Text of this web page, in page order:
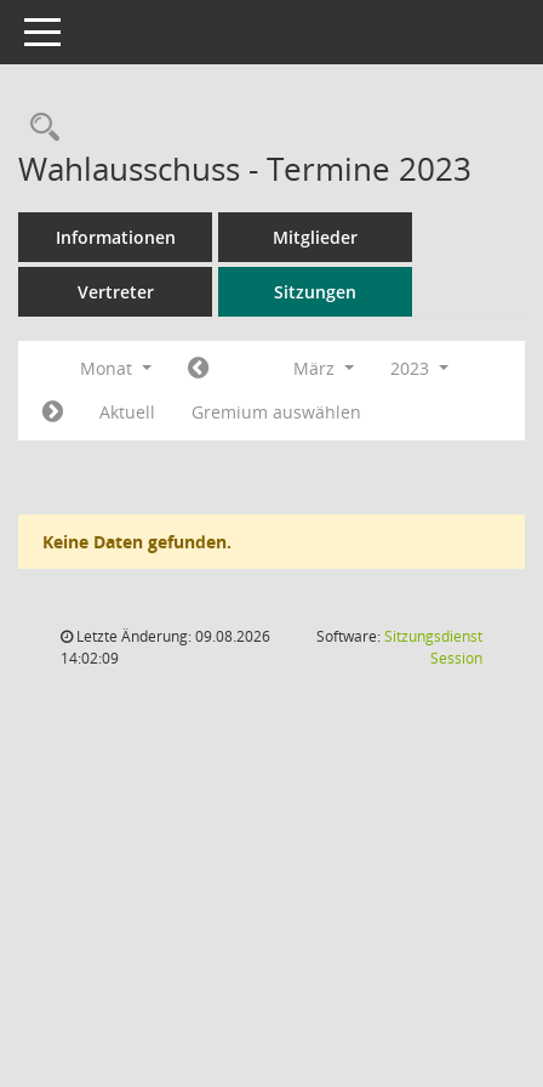
Toggle navigation
Rechercheauswahl
Wahlausschuss - Termine 2023
Informationen Mitglieder
Vertreter Sitzungen
Monat März
2023
Aktuell
Gremium auswählen
Keine Daten gefunden.
Letzte Änderung: 09.08.2026
14:02:09
Software:Sitzungsdienst
Session(Wird in